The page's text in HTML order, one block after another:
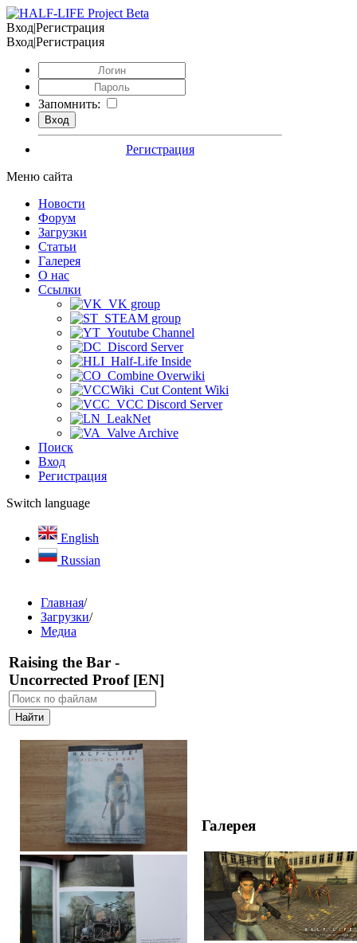
Вход|Регистрация
Вход|Регистрация
Запомнить:
Регистрация
Меню сайта
Новости
Форум
Загрузки
Статьи
Галерея
О нас
Ссылки
VK group
STEAM group
Youtube Channel
Discord Server
Half-Life Inside
Combine Overwiki
Cut Content Wiki
VCC Discord Server
LeakNet
Valve Archive
Поиск
Вход
Регистрация
Switch language
English
Russian
Главная/
Загрузки/
Медиа
Raising the Bar -
Uncorrected Proof [EN]
Галерея